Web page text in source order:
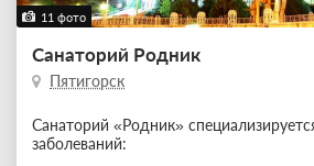
11 фото
Санаторий Родник
Пятигорск
Санаторий «Родник»
заболеваний: